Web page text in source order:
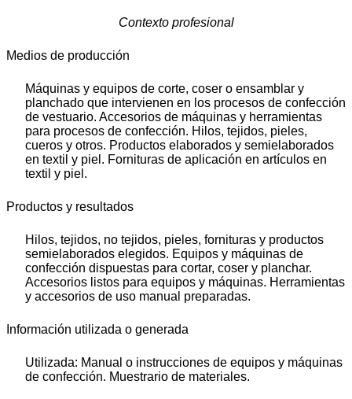
Contexto profesional
Medios de producción
Máquinas y equipos de corte, coser o ensamblar y
planchado que intervienen en los procesos de confección
de vestuario. Accesorios de máquinas y herramientas
para procesos de confección. Hilos, tejidos, pieles,
cueros y otros. Productos elaborados y semielaborados
en textil y piel. Fornituras de aplicación en artículos en
textil y piel.
Productos y resultados
Hilos, tejidos, no tejidos, pieles, fornituras y productos
semielaborados elegidos. Equipos y máquinas de
confección dispuestas para cortar, coser y planchar.
Accesorios listos para equipos y máquinas. Herramientas
y accesorios de uso manual preparadas.
Información utilizada o generada
Utilizada: Manual o instrucciones de equipos y máquinas
de confección. Muestrario de materiales.